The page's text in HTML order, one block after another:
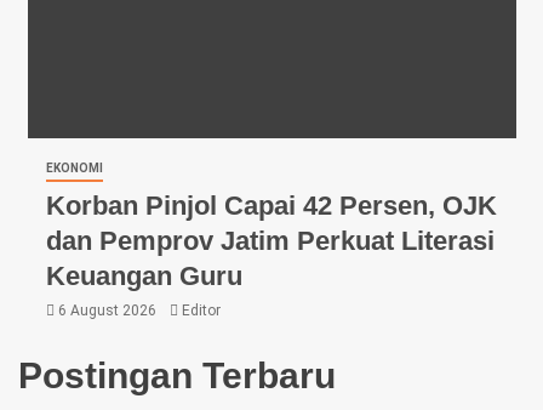
EKONOMI
Korban Pinjol Capai 42 Persen, OJK
dan Pemprov Jatim Perkuat Literasi
Keuangan Guru
6 August 2026 Editor
Postingan Terbaru